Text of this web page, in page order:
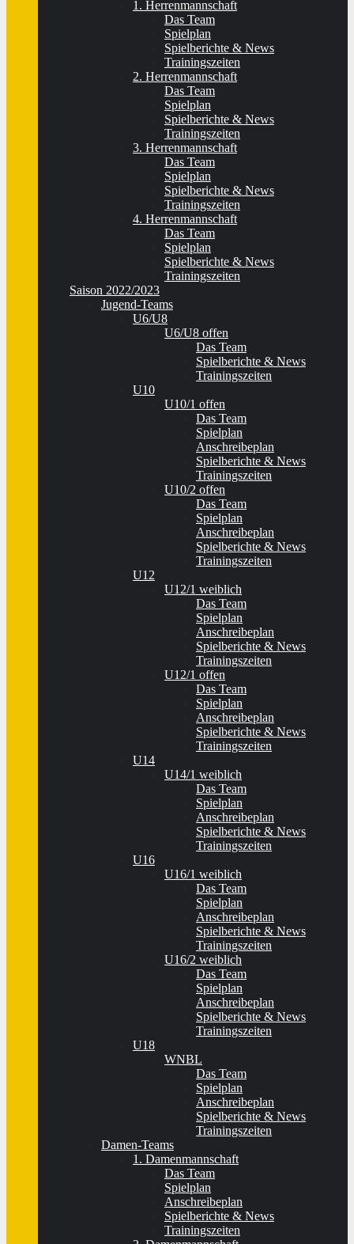
1. Herrenmannschaft
Das Team
Spielplan
Spielberichte & News
Trainingszeiten
2. Herrenmannschaft
Das Team
Spielplan
Spielberichte & News
Trainingszeiten
3. Herrenmannschaft
Das Team
Spielplan
Spielberichte & News
Trainingszeiten
4. Herrenmannschaft
Das Team
Spielplan
Spielberichte & News
Trainingszeiten
Saison 2022/2023
Jugend-Teams
U6/U8
U6/U8 offen
Das Team
Spielberichte & News
Trainingszeiten
U10
U10/1 offen
Das Team
Spielplan
Anschreibeplan
Spielberichte & News
Trainingszeiten
U10/2 offen
Das Team
Spielplan
Anschreibeplan
Spielberichte & News
Trainingszeiten
U12
U12/1 weiblich
Das Team
Spielplan
Anschreibeplan
Spielberichte & News
Trainingszeiten
U12/1 offen
Das Team
Spielplan
Anschreibeplan
Spielberichte & News
Trainingszeiten
U14
U14/1 weiblich
Das Team
Spielplan
Anschreibeplan
Spielberichte & News
Trainingszeiten
U16
U16/1 weiblich
Das Team
Spielplan
Anschreibeplan
Spielberichte & News
Trainingszeiten
U16/2 weiblich
Das Team
Spielplan
Anschreibeplan
Spielberichte & News
Trainingszeiten
U18
WNBL
Das Team
Spielplan
Anschreibeplan
Spielberichte & News
Trainingszeiten
Damen-Teams
1. Damenmannschaft
Das Team
Spielplan
Anschreibeplan
Spielberichte & News
Trainingszeiten